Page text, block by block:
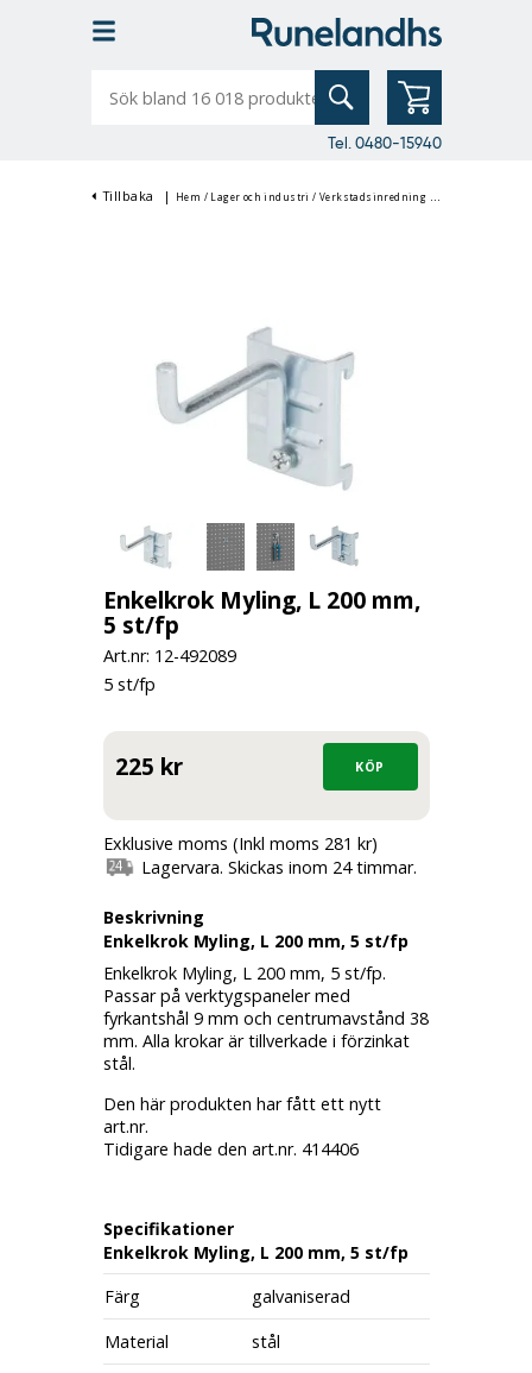
bland
Tel. 0480-15940
Tillbaka | Hem / Lager och industri / Verkstadsinredning
Enkelkrok Myling, L 200 mm,
5 st/fp
Art.nr: 12-492089
5 st/fp
225 kr
Exklusive moms (Inkl moms 281 kr)
Lagervara. Skickas inom 24 timmar.
Beskrivning
Enkelkrok Myling, L 200 mm, 5 st/fp
Enkelkrok Myling, L 200 mm, 5 st/fp.
Passar på verktygspaneler med
fyrkantshål 9 mm och centrumavstånd 38
mm. Alla krokar är tillverkade i förzinkat
stål.
Den här produkten har fått ett nytt
art.nr.
Tidigare hade den art.nr. 414406
Specifikationer
Enkelkrok Myling, L 200 mm, 5 st/fp
Färg
galvaniserad
Material
stål